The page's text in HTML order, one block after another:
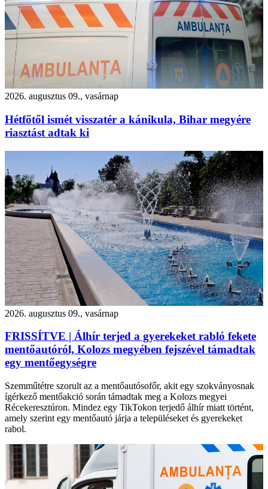
2026. augusztus 09., vasárnap
Hétfőtől ismét visszatér a kánikula, Bihar megyére
riasztást adtak ki
2026. augusztus 09., vasárnap
FRISSÍTVE | Álhír terjed a gyerekeket rabló fekete
mentőautóról, Kolozs megyében fejszével támadtak
egy mentőegységre
Szemműtétre szorult az a mentőautósofőr, akit egy szokványosnak
ígérkező mentőakció során támadtak meg a Kolozs megyei
Récekeresztúron. Mindez egy TikTokon terjedő álhír miatt történt,
amely szerint egy mentőautó járja a településeket és gyerekeket
rabol.